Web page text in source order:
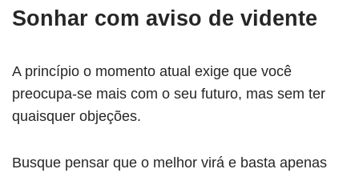
Sonhar com aviso de vidente
A princípio o momento atual exige que você
preocupa-se mais com o seu futuro, mas sem ter
quaisquer objeções.
Busque pensar que o melhor virá e basta apenas